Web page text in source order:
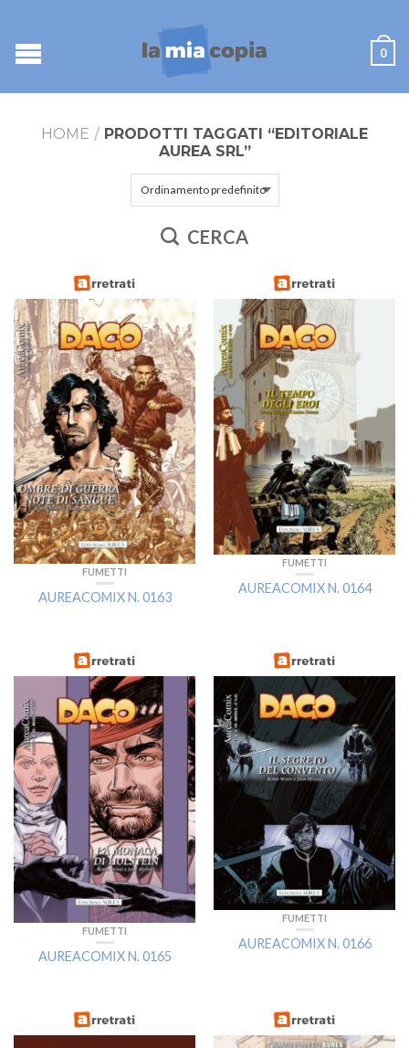
0
HOME / PRODOTTI TAGGATI “EDITORIALE
AUREA SRL”
CERCA
FUMETTI
AUREACOMIX N. 0163
FUMETTI
AUREACOMIX N. 0164
FUMETTI
AUREACOMIX N. 0165
FUMETTI
AUREACOMIX N. 0166